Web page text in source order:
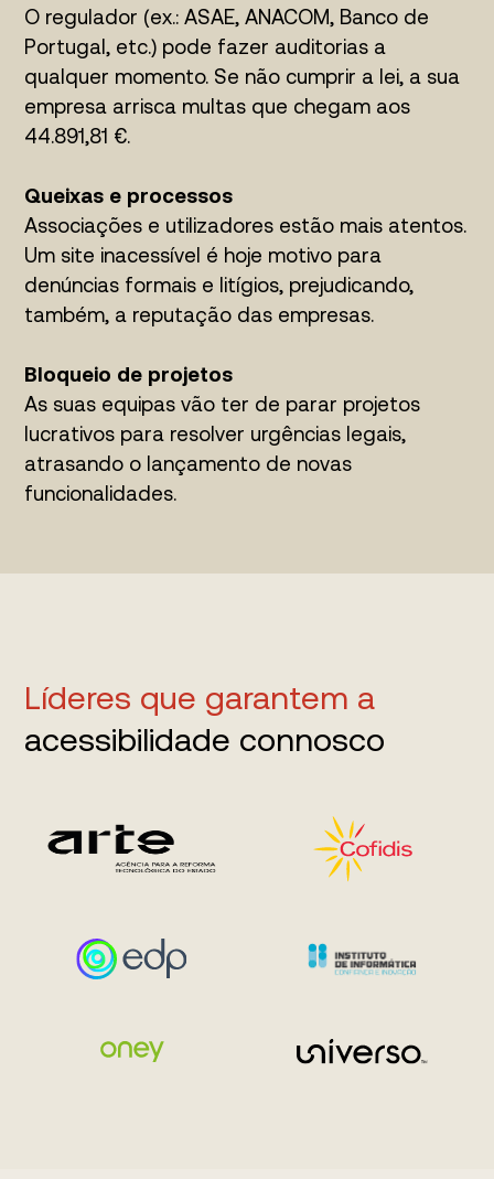
O regulador (ex.: ASAE, ANACOM, Banco de
Portugal, etc.) pode fazer auditorias a
qualquer momento. Se não cumprir a lei, a sua
empresa arrisca multas que chegam aos
44.891,81 €.
Queixas e processos
Associações e utilizadores estão mais atentos.
Um site inacessível é hoje motivo para
denúncias formais e litígios, prejudicando,
também, a reputação das empresas.
Bloqueio de projetos
As suas equipas vão ter de parar projetos
lucrativos para resolver urgências legais,
atrasando o lançamento de novas
funcionalidades.
Líderes que garantem a
acessibilidade connosco